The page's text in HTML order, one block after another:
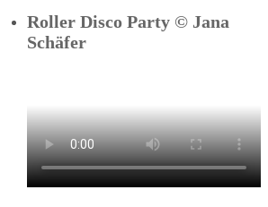
Roller Disco Party © Jana
Schäfer